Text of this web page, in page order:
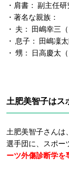
・肩書： 副主任研
・著名な親族：
・ 夫： 田嶋幸三
・ 息子： 田嶋凜
・ 甥： 日高慶太
土肥美智子はス
土肥美智子さんは
選手団に、スポー
ーツ外傷診断学を